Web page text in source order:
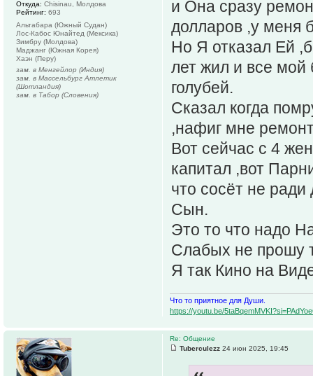
и Она сразу
долларов ,у меня
Но Я отказал Ей
лет жил и все мой
голубей.
Сказал когда
,нафиг мне
Вот сейчас с 4
капитал ,вот
что сосёт не
Сын.
Это то что надо
Слабых не прошу
Я так Кино на
Что то приятное для Души.
https://youtu.be/
Откуда: Chisinau, Молдова
Рейтинг: 693
Альтабара (Южный Судан)
Лос-Кабос Юнайтед (Мексика)
Зимбру (Молдова)
Маджанг (Южная Корея)
Хаэн (Перу)
зам. в Менгейлор (Индия)
зам. в Массельбург Атлетик
(Шотландия)
зам. в Табор (Словения)
Re: Общение
Tuberculezz 24 июн 2025, 19:45